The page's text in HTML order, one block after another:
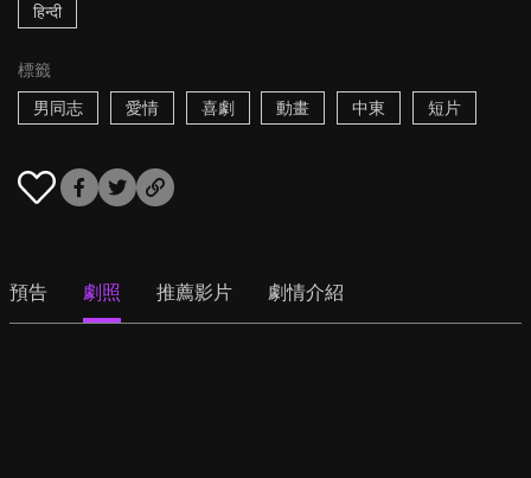
हिन्दी
標籤
男同志
愛情 喜劇 動畫 中東 短片
預告 劇照 推薦影片 劇情介紹